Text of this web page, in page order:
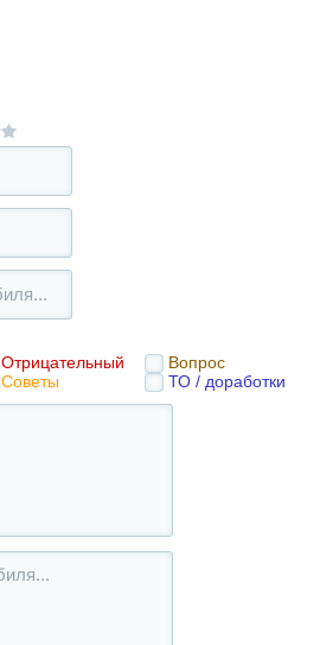
Отрицательный
Вопрос
Советы ТО / доработки